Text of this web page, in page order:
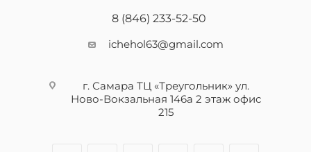
8 (846) 233-52-50
ichehol63@gmail.com
г. Самара ТЦ «Треугольник» ул.
Ново-Вокзальная 146а 2 этаж офис
215